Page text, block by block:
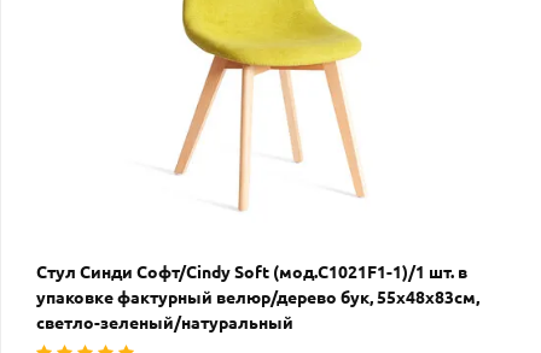
Стул Синди Софт/Cindy Soft (мод.C1021F1-1)/1 шт. в
упаковке фактурный велюр/дерево бук, 55х48х83см,
светло-зеленый/натуральный